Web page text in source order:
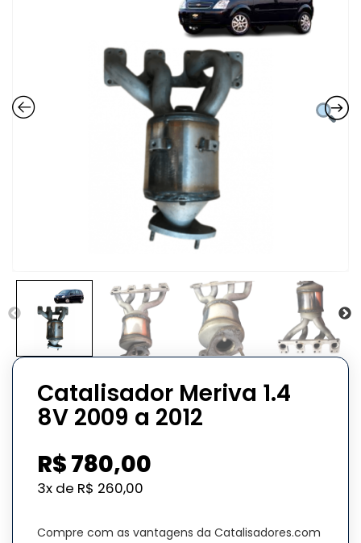
Catalisador Meriva 1.4
8V 2009 a 2012
R$780,00
3x de R$ 260,00
Compre com as vantagens da Catalisadores.com